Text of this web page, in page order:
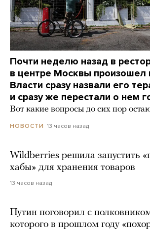
Почти неделю назад в
в центре Москвы произошел
Власти сразу назвали его
и сразу же перестали о нем
Вот какие вопросы до сих пор
НОВОСТИ 13 часов назад
Wildberries решила запустить
хабы» для хранения товаров
13 часов назад
Путин поговорил с
которого в прошлом году